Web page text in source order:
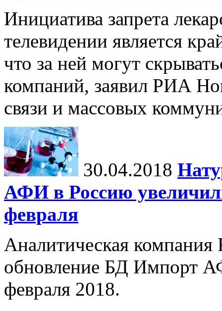
Инициатива запрета
телевидении является
что за ней могут
компаний, заявил РИА
связи и массовых
30.04.2018
АФИ в Россию
февраля
Аналитическая компания
обновление БД Импорт
февраля 2018.